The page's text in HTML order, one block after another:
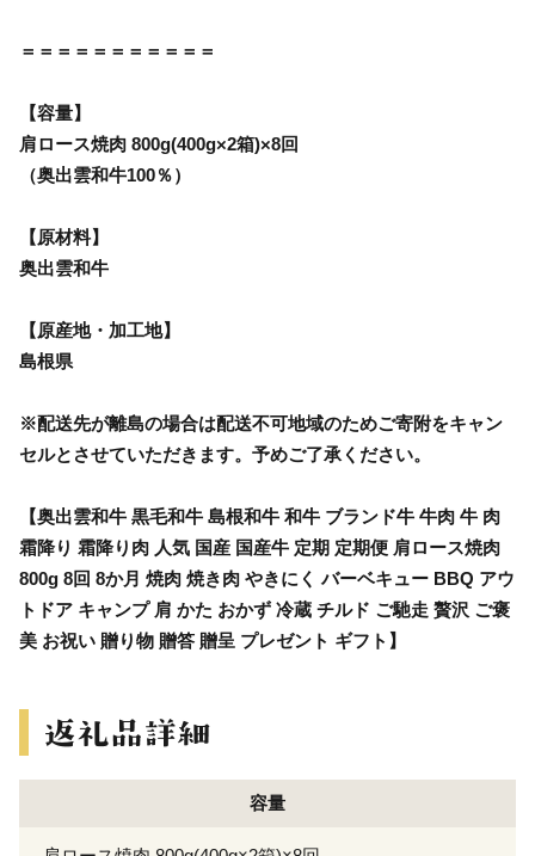
＝＝＝＝＝＝＝＝＝＝＝
【容量】
肩ロース焼肉 800g(400g×2箱)×8回
（奥出雲和牛100％）
【原材料】
奥出雲和牛
【原産地・加工地】
島根県
※配送先が離島の場合は配送不可地域のためご寄附をキャン
セルとさせていただきます。予めご了承ください。
【奥出雲和牛 黒毛和牛 島根和牛 和牛 ブランド牛 牛肉 牛 肉
霜降り 霜降り肉 人気 国産 国産牛 定期 定期便 肩ロース焼肉
800g 8回 8か月 焼肉 焼き肉 やきにく バーベキュー BBQ アウ
トドア キャンプ 肩 かた おかず 冷蔵 チルド ご馳走 贅沢 ご褒
美 お祝い 贈り物 贈答 贈呈 プレゼント ギフト】
容量